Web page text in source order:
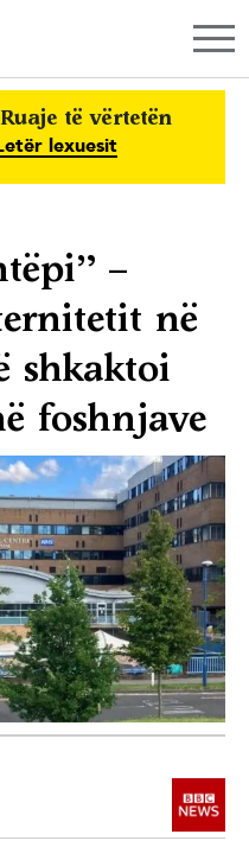
të vërtetën
lexuesit
–
në
shkaktoi
foshnjave